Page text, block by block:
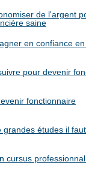
de l'argent
saine
en confiance
pour devenir
fonctionnaire
grandes études il
cursus